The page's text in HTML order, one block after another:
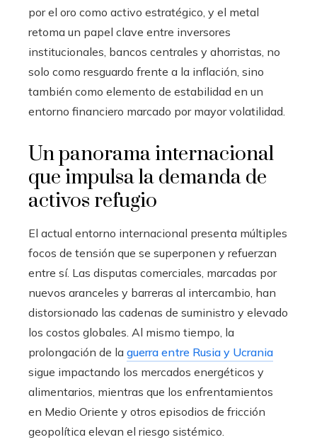
por el oro como activo estratégico, y el metal
retoma un papel clave entre inversores
institucionales, bancos centrales y ahorristas, no
solo como resguardo frente a la inflación, sino
también como elemento de estabilidad en un
entorno financiero marcado por mayor volatilidad.
Un panorama internacional
que impulsa la demanda de
activos refugio
El actual entorno internacional presenta múltiples
focos de tensión que se superponen y refuerzan
entre sí. Las disputas comerciales, marcadas por
nuevos aranceles y barreras al intercambio, han
distorsionado las cadenas de suministro y elevado
los costos globales. Al mismo tiempo, la
prolongación de la guerra entre Rusia y Ucrania
sigue impactando los mercados energéticos y
alimentarios, mientras que los enfrentamientos
en Medio Oriente y otros episodios de fricción
geopolítica elevan el riesgo sistémico.